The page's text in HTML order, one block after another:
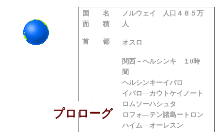
プロローグ
国 名
面 積
ノルウェイ
人口４８５万
人
首 都 オスロ
関西－ヘルシンキ １0時
間
ヘルシンキーイバロ
イバロ―カウトケイノート
ロムソーハシュタ
ロフォ―テン諸島ートロン
ハイム―オーレスン